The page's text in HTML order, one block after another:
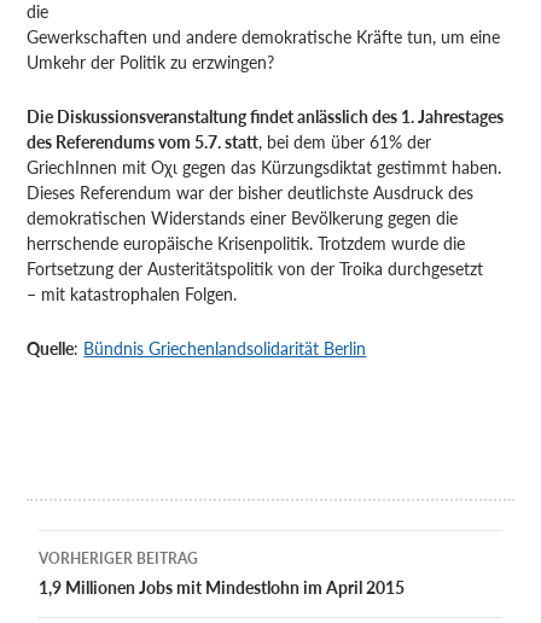
die
Gewerkschaften und andere demokratische Kräfte tun, um eine
Umkehr der Politik zu erzwingen?
Die Diskussionsveranstaltung findet anlässlich des 1. Jahrestages
des Referendums vom 5.7. statt, bei dem über 61% der
GriechInnen mit Οχι gegen das Kürzungsdiktat gestimmt haben.
Dieses Referendum war der bisher deutlichste Ausdruck des
demokratischen Widerstands einer Bevölkerung gegen die
herrschende europäische Krisenpolitik. Trotzdem wurde die
Fortsetzung der Austeritätspolitik von der Troika durchgesetzt
– mit katastrophalen Folgen.
Quelle: Bündnis Griechenlandsolidarität Berlin
Beitragsnavigation
VORHERIGER BEITRAG
1,9 Millionen Jobs mit Mindest­lohn im April 2015